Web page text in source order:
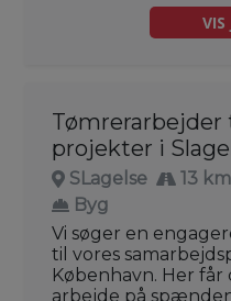
VIS
projekter i
SLagelse
13 km
Byg
Vi søger en
til vores
København. Her
arbejde på